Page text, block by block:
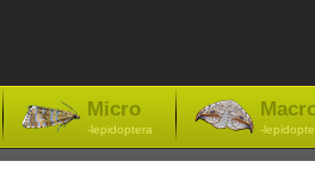
Micro
-lepidoptera -